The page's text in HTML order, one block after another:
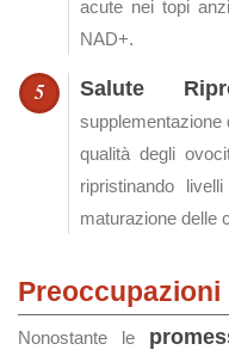
acute nei topi
NAD+.
Salute
supplementazione
qualità degli
ripristinando
maturazione delle
Nonostante le